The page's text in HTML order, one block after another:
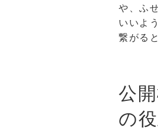
や、ふ
いいよ
繋がる
公
の